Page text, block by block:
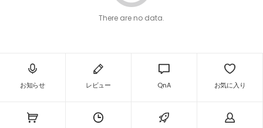
There are no data.
お知らせ レビュー QnA お気に入り